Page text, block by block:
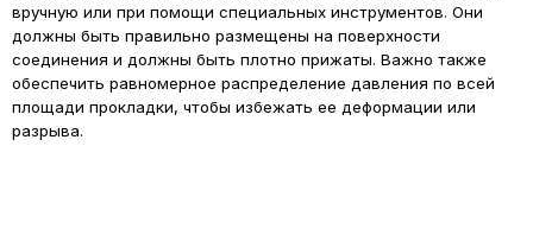
вручную или при помощи специальных инструментов. Они
должны быть правильно размещены на поверхности
соединения и должны быть плотно прижаты. Важно также
обеспечить равномерное распределение давления по всей
площади прокладки, чтобы избежать ее деформации или
разрыва.